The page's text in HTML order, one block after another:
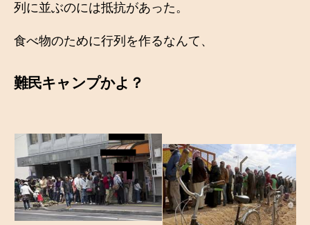
列に並ぶのには抵抗があった。
食べ物のために行列を作るなんて、
難民キャンプかよ？